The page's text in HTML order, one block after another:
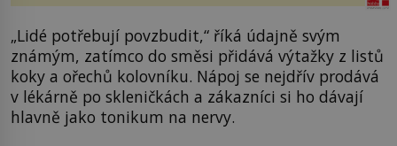
„Lidé potřebují povzbudit,“ říká údajně svým
známým, zatímco do směsi přidává výtažky z listů
koky a ořechů kolovníku. Nápoj se nejdřív prodává
v lékárně po skleničkách a zákazníci si ho dávají
hlavně jako tonikum na nervy.